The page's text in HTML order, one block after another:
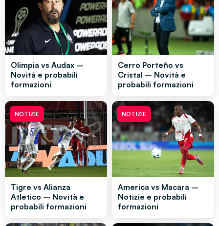
Olimpia vs Audax –
Novità e probabili
formazioni
Cerro Porteño vs
Cristal – Novità e
probabili formazioni
NOTIZIE
Tigre vs Alianza
Atletico – Novità e
probabili formazioni
NOTIZIE
America vs Macara –
Notizie e probabili
formazioni